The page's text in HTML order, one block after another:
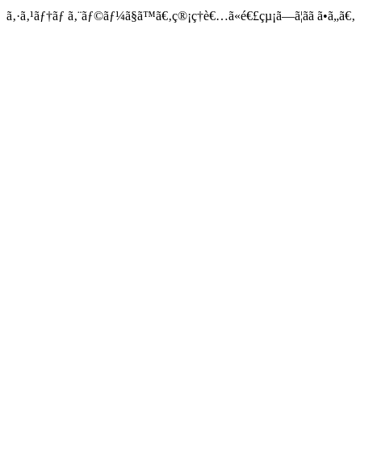
ã‚·ã‚¹ãƒ†ãƒ ã‚¨ãƒ©ãƒ¼ã§ã™ã€‚ç®¡ç†è€…ã«é€£çµ¡ã—ã¦ãã ã•ã„ã€‚